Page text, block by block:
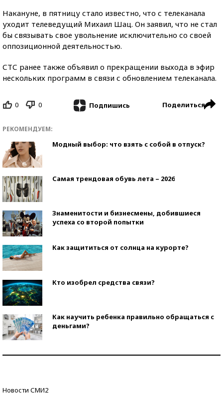
Накануне, в пятницу стало известно, что с телеканала
уходит телеведущий Михаил Шац. Он заявил, что не стал
бы связывать свое увольнение исключительно со своей
оппозиционной деятельностью.
СТС ранее также объявил о прекращении выхода в эфир
нескольких программ в связи с обновлением телеканала.
0 0 Подпишись Поделиться
РЕКОМЕНДУЕМ:
Модный выбор: что взять с собой в отпуск?
Самая трендовая обувь лета – 2026
Знаменитости и бизнесмены, добившиеся
успеха со второй попытки
Как защититься от солнца на курорте?
Кто изобрел средства связи?
Как научить ребенка правильно обращаться с
деньгами?
Новости СМИ2